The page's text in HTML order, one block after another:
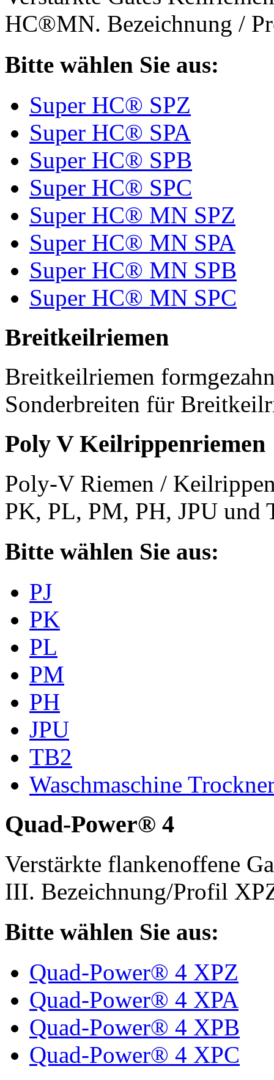
HC®MN. Bezeichnung /
Bitte wählen Sie aus:
Super HC® SPZ
Super HC® SPA
Super HC® SPB
Super HC® SPC
Super HC® MN SPZ
Super HC® MN SPA
Super HC® MN SPB
Super HC® MN SPC
Breitkeilriemen
Breitkeilriemen
Sonderbreiten für
Poly V Keilrippenriemen
Poly-V Riemen /
PK, PL, PM, PH, JPU und
Bitte wählen Sie aus:
PJ
PK
PL
PM
PH
JPU
TB2
Waschmaschine
Quad-Power® 4
Verstärkte flankenoffene
III. Bezeichnung/Profil
Bitte wählen Sie aus:
Quad-Power® 4 XPZ
Quad-Power® 4 XPA
Quad-Power® 4 XPB
Quad-Power® 4 XPC